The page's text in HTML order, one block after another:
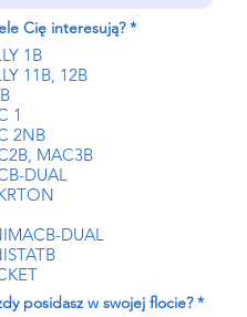
Cię interesują? *W
1B
11B, 12B
1
2NB
MAC3B
DUAL
DUAL
posidasz w swojej flocie? *W